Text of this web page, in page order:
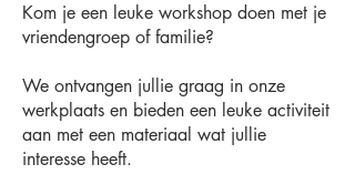
Kom je een leuke workshop doen met je
vriendengroep of familie?
We ontvangen jullie graag in onze
werkplaats en bieden een leuke activiteit
aan met een materiaal wat jullie
interesse heeft.